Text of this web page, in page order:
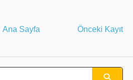
Önceki Kayıt
Ana Sayfa